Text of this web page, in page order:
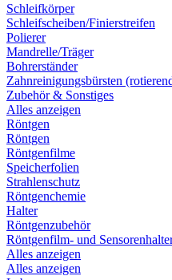
Schleifkörper
Schleifscheiben/Finierstreifen
Polierer
Mandrelle/Träger
Bohrerständer
Zahnreinigungsbürsten
Zubehör & Sonstiges
Alles anzeigen
Röntgen
Röntgen
Röntgenfilme
Speicherfolien
Strahlenschutz
Röntgenchemie
Halter
Röntgenzubehör
Röntgenfilm- und
Alles anzeigen
Alles anzeigen